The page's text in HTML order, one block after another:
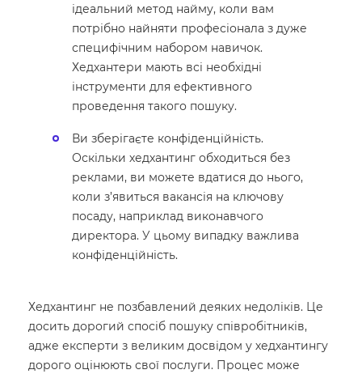
ідеальний метод найму, коли вам
потрібно найняти професіонала з дуже
специфічним набором навичок.
Хедхантери мають всі необхідні
інструменти для ефективного
проведення такого пошуку.
Ви зберігаєте конфіденційність.
Оскільки хедхантинг обходиться без
реклами, ви можете вдатися до нього,
коли з’явиться вакансія на ключову
посаду, наприклад виконавчого
директора. У цьому випадку важлива
конфіденційність.
Хедхантинг не позбавлений деяких недоліків. Це
досить дорогий спосіб пошуку співробітників,
адже експерти з великим досвідом у хедхантингу
дорого оцінюють свої послуги. Процес може